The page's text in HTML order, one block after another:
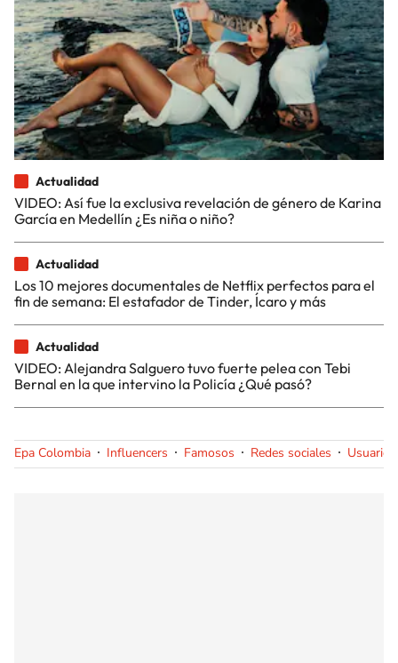
Actualidad
VIDEO: Así fue la exclusiva revelación de género de Karina
García en Medellín ¿Es niña o niño?
Actualidad
Los 10 mejores documentales de Netflix perfectos para el
fin de semana: El estafador de Tinder, Ícaro y más
Actualidad
VIDEO: Alejandra Salguero tuvo fuerte pelea con Tebi
Bernal en la que intervino la Policía ¿Qué pasó?
Epa Colombia Influencers Famosos Redes sociales